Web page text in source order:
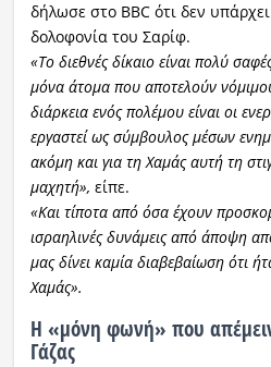
δήλωσε στο BBC ότι δεν
δολοφονία του Σαρίφ.
«Το διεθνές δίκαιο είναι πολύ
μόνα άτομα που αποτελούν
διάρκεια ενός πολέμου είναι οι
εργαστεί ως σύμβουλος μέσων
ακόμη και για τη Χαμάς αυτή τη
μαχητή», είπε.
«Και τίποτα από όσα έχουν
ισραηλινές δυνάμεις από άποψη
μας δίνει καμία διαβεβαίωση ότι
Χαμάς».
Η «μόνη φωνή» που
Γάζας